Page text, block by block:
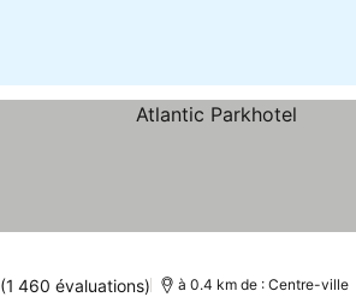
(1 460 évaluations) à 0.4 km de : Centre-ville